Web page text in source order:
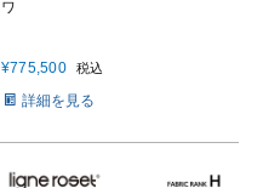
ワ
¥775,500 税込
詳細を見る